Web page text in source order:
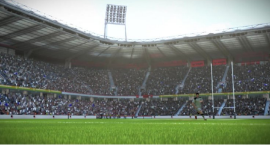
Flipboard
Reddit
Pinterest
Whatsapp